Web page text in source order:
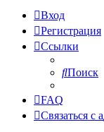
Вход
Регистрация
Ссылки
Поиск
FAQ
Связаться с а